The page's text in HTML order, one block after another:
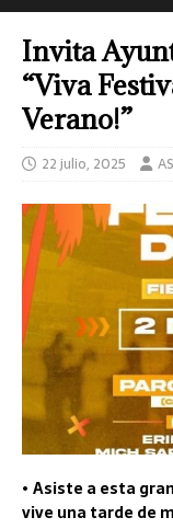
Invita
“Viva
Verano!”
22 julio, 2025
• Asiste a esta
vive una tarde de